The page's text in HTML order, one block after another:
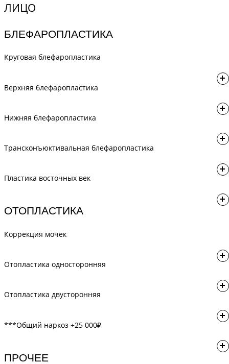
ЛИЦО
БЛЕФАРОПЛАСТИКА
Круговая блефаропластика
Блефаропластика верхних и нижних век (общий наркоз) - 185
Верхняя блефаропластика
Нижняя блефаропластика
Трансконъюктивальная блефаропластика
Пластика восточных век
Пластика восточных век - 130 000₽
ОТОПЛАСТИКА
Коррекция мочек
Коррекция мочек - 50 000₽
Отопластика односторонняя
Отопластика односторонняя (коррекция ушной раковины) -
Отопластика двусторонняя
Отопластика двусторонняя (коррекция ушных раковин) - 120
***Общий наркоз +25 000₽
ПРОЧЕЕ